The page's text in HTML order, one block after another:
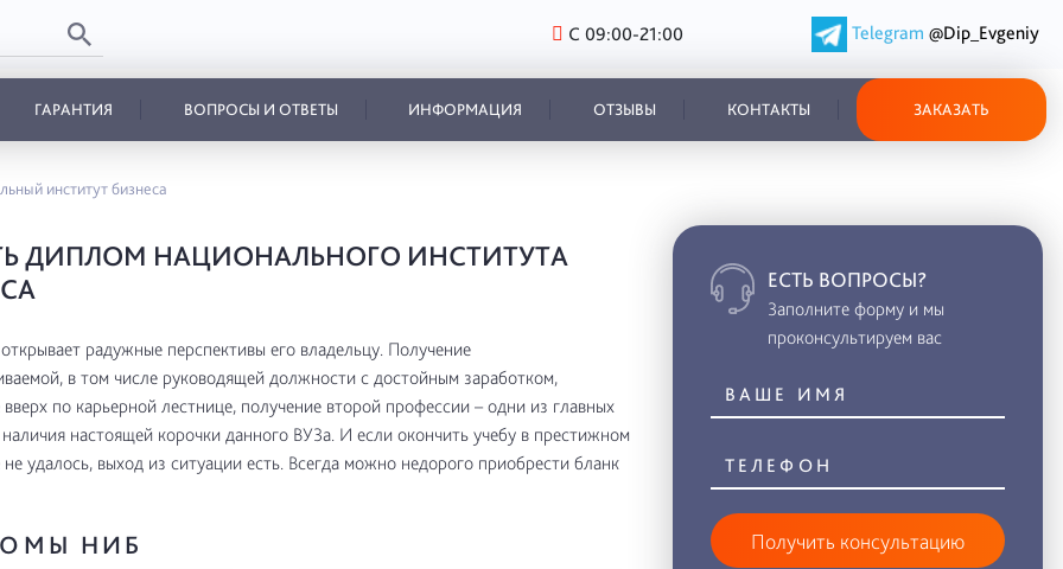
С 09:00-21:00 Telegram @Dip_Evgeniy
ГАРАНТИЯ ВОПРОСЫ И ОТВЕТЫ ИНФОРМАЦИЯ ОТЗЫВЫ КОНТАКТЫ ЗАКАЗАТЬ
институт бизнеса
ДИПЛОМ НАЦИОНАЛЬНОГО ИНСТИТУТА
радужные перспективы его владельцу. Получение
в том числе руководящей должности с достойным заработком,
по карьерной лестнице, получение второй профессии – одни из главных
настоящей корочки данного ВУЗа. И если окончить учебу в престижном
не удалось, выход из ситуации есть. Всегда можно недорого приобрести бланк
НИБ
ЕСТЬ ВОПРОСЫ?
Заполните форму и мы
проконсультируем вас
Получить консультацию